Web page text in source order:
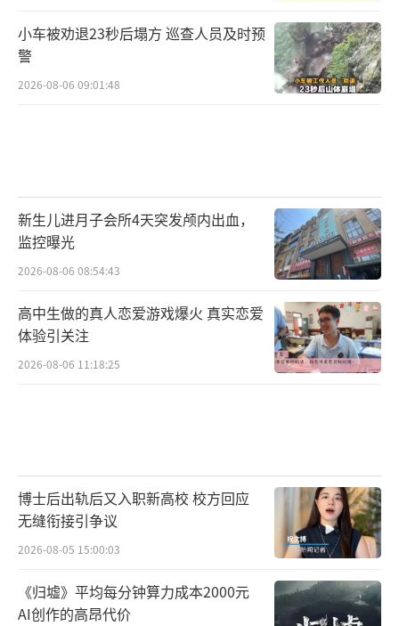
小车被劝退23秒后塌方 巡查人员及时预
警
2026-08-06 09:01:48
新生儿进月子会所4天突发颅内出血，
监控曝光
2026-08-06 08:54:43
高中生做的真人恋爱游戏爆火 真实恋爱
体验引关注
2026-08-06 11:18:25
博士后出轨后又入职新高校 校方回应
无缝衔接引争议
2026-08-05 15:00:03
《归墟》平均每分钟算力成本2000元
AI创作的高昂代价